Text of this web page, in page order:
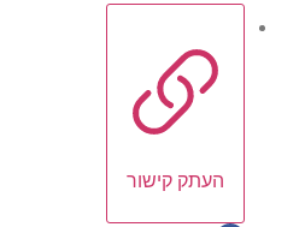
העתק קישור